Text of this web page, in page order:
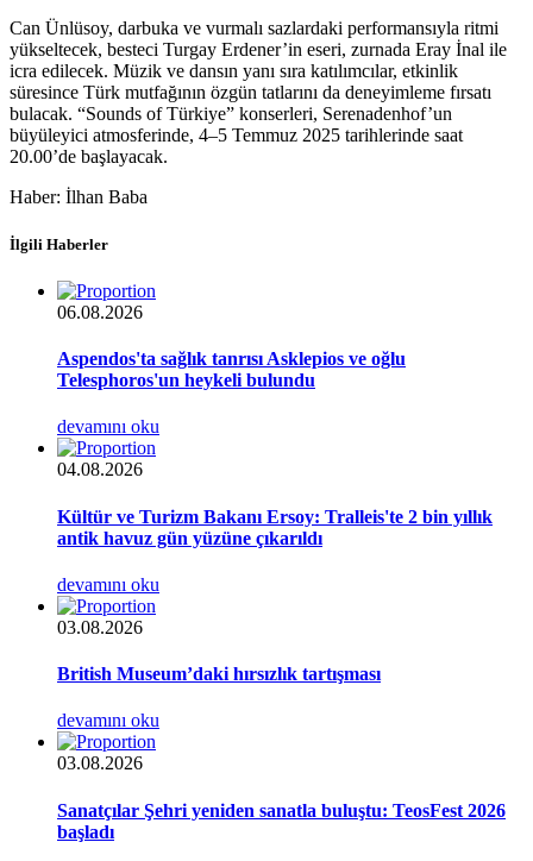
Can Ünlüsoy, darbuka ve vurmalı sazlardaki performansıyla ritmi
yükseltecek, besteci Turgay Erdener’in eseri, zurnada Eray İnal ile
icra edilecek. Müzik ve dansın yanı sıra katılımcılar, etkinlik
süresince Türk mutfağının özgün tatlarını da deneyimleme fırsatı
bulacak. “Sounds of Türkiye” konserleri, Serenadenhof’un
büyüleyici atmosferinde, 4–5 Temmuz 2025 tarihlerinde saat
20.00’de başlayacak.
Haber: İlhan Baba
İlgili Haberler
06.08.2026
Aspendos'ta sağlık tanrısı Asklepios ve oğlu
Telesphoros'un heykeli bulundu
devamını oku
04.08.2026
Kültür ve Turizm Bakanı Ersoy: Tralleis'te 2 bin yıllık
antik havuz gün yüzüne çıkarıldı
devamını oku
03.08.2026
British Museum’daki hırsızlık tartışması
devamını oku
03.08.2026
Sanatçılar Şehri yeniden sanatla buluştu: TeosFest 2026
başladı